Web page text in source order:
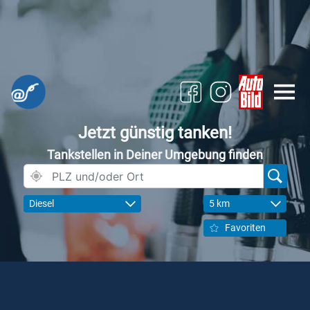
Jetzt günstig tanken!
Tankstellen in Deiner Umgebung finden
Diesel 5 km
Favoriten